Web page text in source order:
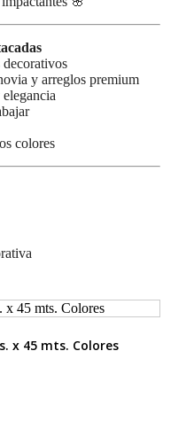
y arreglos premium
colores
x 45 mts. Colores